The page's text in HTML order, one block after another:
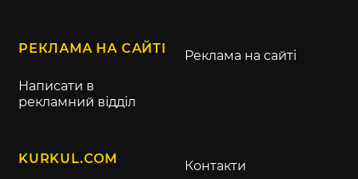
РЕКЛАМА НА САЙТІ
Написати в
рекламний відділ
Реклама на сайті
KURKUL.COM Контакти